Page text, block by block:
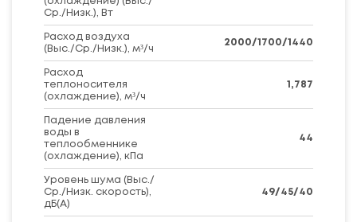
Ср./Низк.), Вт
Расход воздуха
(Выс./Ср./Низк.), м³/ч
2000/1700/1440
Расход
теплоносителя
(охлаждение), м³/ч
1,787
Падение давления
воды в
теплообменнике
(охлаждение), кПа
44
Уровень шума (Выс./
Ср./Низк. скорость),
дБ(А)
49/45/40